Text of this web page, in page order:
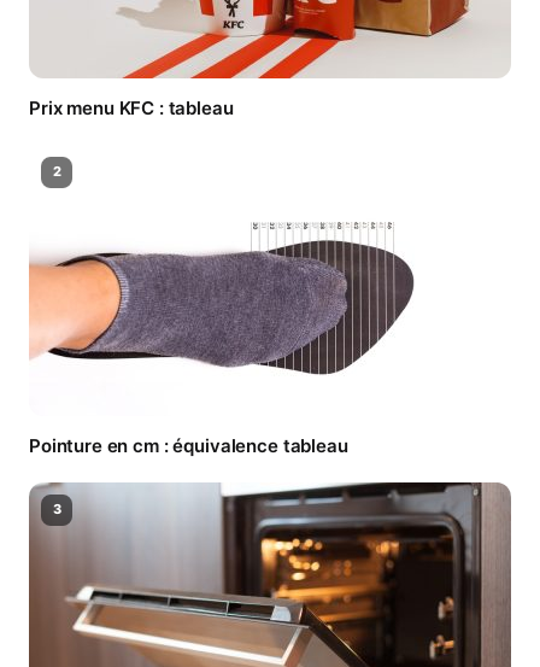
Prix menu KFC : tableau
2
Pointure en cm : équivalence tableau
3